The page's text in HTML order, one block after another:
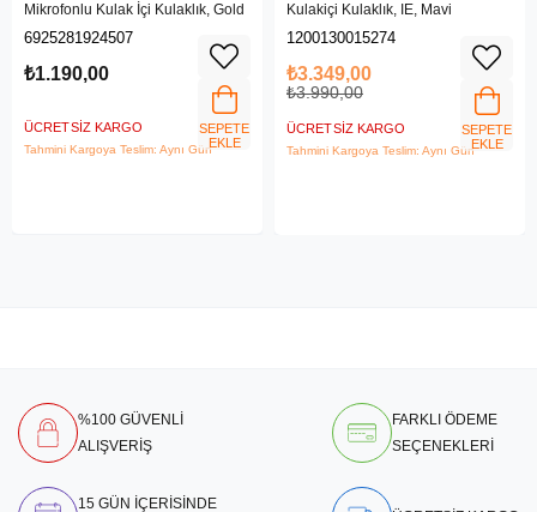
Mikrofonlu Kulak İçi Kulaklık, Gold
6925281924507
₺1.190,00
ÜCRETSIZ KARGO
Tahmini Kargoya Teslim: Aynı Gün
SEPETE
EKLE
Kulakiçi Kulaklık, IE, Mavi
1200130015274
₺3.349,00
₺3.990,00
ÜCRETSIZ KARGO
Tahmini Kargoya Teslim: Aynı Gün
SEPETE
EKLE
%100 GÜVENLİ
ALIŞVERİŞ
FARKLI ÖDEME
SEÇENEKLERİ
15 GÜN İÇERİSİNDE